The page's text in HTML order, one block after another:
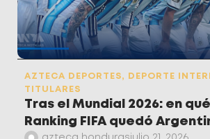
AZTECA DEPORTES, DEPORTE
TITULARES
Tras el Mundial 2026: en
Ranking FIFA quedó